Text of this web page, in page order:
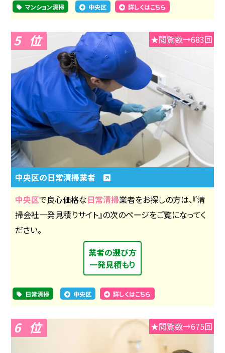
マンション清掃 中央区 詳しくはこちら
5 ★閲覧数→683回
中央区の日常清掃業者
中央区で良心価格な日常清掃業者をお探しの方は、『清
掃会社一発見積りサイト』の次のページをご覧になってく
ださい。
業者の選び方
一発見積もり
日常清掃 中央区 詳しくはこちら
6 ★閲覧数→675回